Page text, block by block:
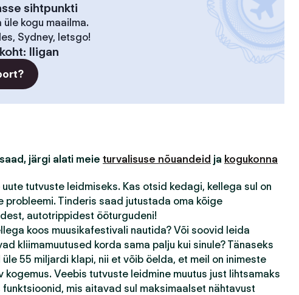
sihtpunkti
üle kogu maailma.
Sydney, letsgo!
: Iligan
järgi alati meie turvalisuse nõuandeid ja kogukonna
tutvuste leidmiseks. Kas otsid kedagi, kellega sul on
probleemi. Tinderis saad jutustada oma kõige
autotrippidest ööturgudeni!
koos muusikafestivali nautida? Või soovid leida
kliimamuutused korda sama palju kui sinule? Tänaseks
55 miljardi klapi, nii et võib öelda, et meil on inimeste
kogemus. Veebis tutvuste leidmine muutus just lihtsamaks
funktsioonid, mis aitavad sul maksimaalset nähtavust